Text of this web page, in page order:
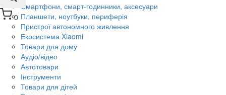
0
Смартфони, смарт-годинники, аксесуари
Планшети, ноутбуки, периферія
Пристрої автономного живлення
Екосистема Xiaomi
Товари для дому
Аудіо/відео
Автотовари
Інструменти
Товари для дітей